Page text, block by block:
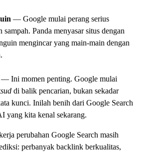
— Google mulai perang serius
sampah. Panda menyasar situs dengan
mengincar yang main-main dengan
— Ini momen penting. Google mulai
di balik pencarian, bukan sekadar
kunci. Inilah benih dari Google Search
yang kita kenal sekarang.
perubahan Google Search masih
perbanyak backlink berkualitas,